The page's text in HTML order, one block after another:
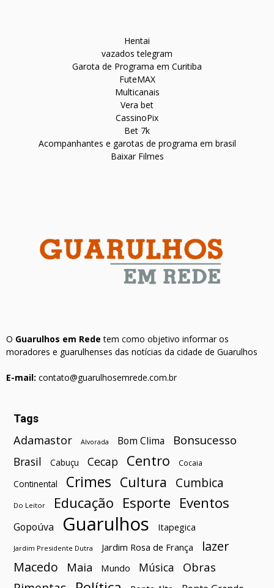
Hentai
vazados telegram
Garota de Programa em Curitiba
FuteMAX
Multicanais
Vera bet
CassinoPix
Bet 7k
Acompanhantes e garotas de programa em brasil
Baixar Filmes
O Guarulhos em Rede tem como objetivo informar os
moradores e guarulhenses das notícias da cidade de Guarulhos
E-mail: contato@guarulhosemrede.com.br
Tags
Adamastor Alvorada Bom Clima Bonsucesso
Brasil Cabuçu Cecap Centro Cocaia
Continental Crimes Cultura Cumbica
Do Leitor Educação Esporte Eventos
Gopoúva Guarulhos Itapegica
Jardim Presidente Dutra Jardim Rosa de França
lazer
Macedo
Maia Mundo Música Obras